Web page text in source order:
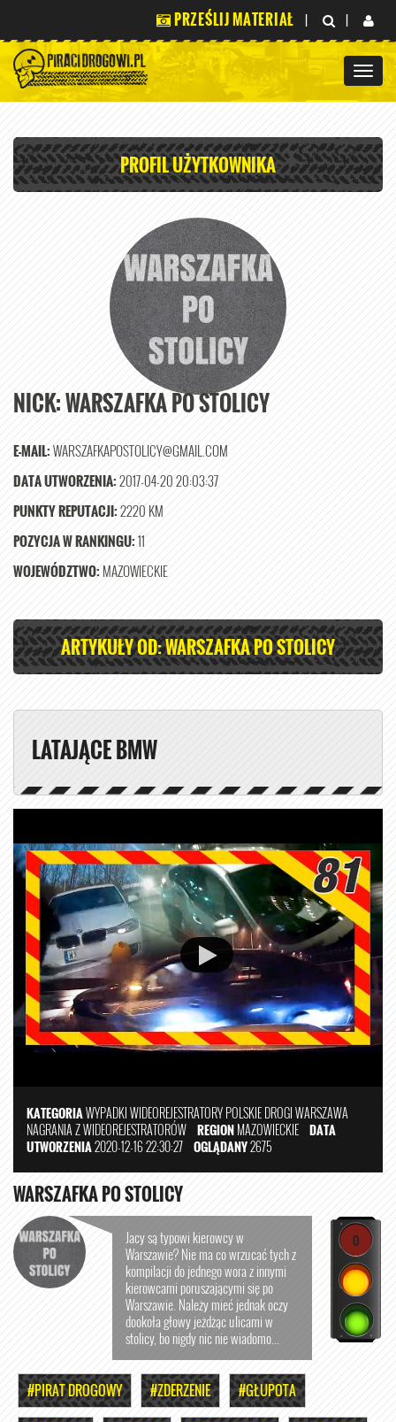
PRZEŚLIJ MATERIAŁ | |
PROFIL UŻYTKOWNIKA
NICK:WARSZAFKA PO STOLICY
E-MAIL:WARSZAFKAPOSTOLICY@GMAIL.COM
DATA UTWORZENIA:2017-04-20 20:03:37
PUNKTY REPUTACJI:2220 KM
POZYCJA W RANKINGU:11
WOJEWÓDZTWO:MAZOWIECKIE
ARTYKUŁY OD: WARSZAFKA PO STOLICY
LATAJĄCE BMW
KATEGORIAWYPADKIWIDEOREJESTRATORYPOLSKIE DROGIWARSZAWA
NAGRANIA Z WIDEOREJESTRATORÓW REGIONMAZOWIECKIE DATA
UTWORZENIA2020-12-16 22:30:27 OGLĄDANY2675
WARSZAFKA PO STOLICY
Jacy są typowi kierowcy w
Warszawie? Nie ma co wrzucać tych z
kompilacji do jednego wora z innymi
kierowcami poruszającymi się po
Warszawie. Należy mieć jednak oczy
dookoła głowy jeżdżąc ulicami w
stolicy, bo nigdy nic nie wiadomo...
0
#PIRAT DROGOWY #ZDERZENIE #GŁUPOTA